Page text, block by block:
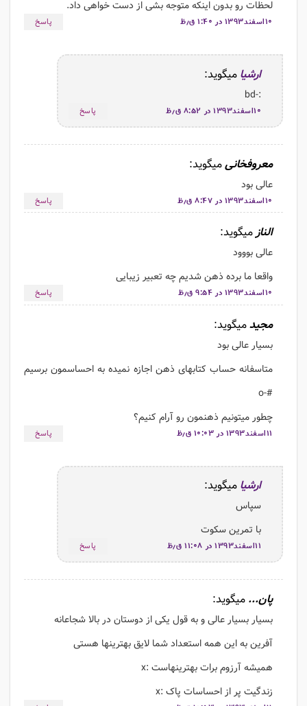
لحظات رو بدون اینکه متوجه بشی از دست خواهی داد.
۱۰اسفند۱۳۹۳ در ۱:۴۰ ق٫ظ پاسخ
ارشیا میگوید:
:-bd
۱۰اسفند۱۳۹۳ در ۸:۵۲ ق٫ظ پاسخ
معروفخانیمیگوید:
عالی بود
۱۰اسفند۱۳۹۳ در ۸:۴۷ ق٫ظ پاسخ
النازمیگوید:
عالی بووود
واقعا ما برده ذهن شدیم چه تعبیر زیبایی
۱۰اسفند۱۳۹۳ در ۹:۵۴ ق٫ظ پاسخ
مجیدمیگوید:
بسیار عالی بود
متاسفانه حساب کتابهای ذهن اجازه نمیده به احساسمون برسیم
#-o
چطور میتونیم ذهنمون رو آرام کنیم؟
۱۱اسفند۱۳۹۳ در ۱۰:۰۳ ق٫ظ پاسخ
ارشیا میگوید:
سپاس
با تمرین سکوت
۱۱اسفند۱۳۹۳ در ۱۱:۰۸ ق٫ظ پاسخ
پان... میگوید:
بسیار بسیار عالی و به قول یکی از دوستان در بالا شجاعانه
آفرین به این همه استعداد شما لایق بهترینها هستی
همیشه آرزوم برات بهترینهاست :x
زندگیت پر از احساسات پاک :x